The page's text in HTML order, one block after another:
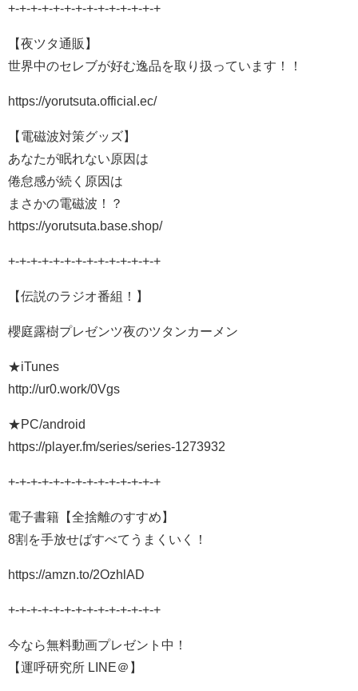
+-+-+-+-+-+-+-+-+-+-+-+-+-+
【夜ツタ通販】
世界中のセレブが好む逸品を取り扱っています！！
https://yorutsuta.official.ec/
【電磁波対策グッズ】
あなたが眠れない原因は
倦怠感が続く原因は
まさかの電磁波！？
https://yorutsuta.base.shop/
+-+-+-+-+-+-+-+-+-+-+-+-+-+
【伝説のラジオ番組！】
櫻庭露樹プレゼンツ夜のツタンカーメン
★iTunes
http://ur0.work/0Vgs
★PC/android
https://player.fm/series/series-1273932
+-+-+-+-+-+-+-+-+-+-+-+-+-+
電子書籍【全捨離のすすめ】
8割を手放せばすべてうまくいく！
https://amzn.to/2OzhlAD
+-+-+-+-+-+-+-+-+-+-+-+-+-+
今なら無料動画プレゼント中！
【運呼研究所 LINE＠】